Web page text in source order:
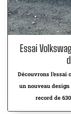
Essai
Découvrons l’essai
un nouveau
record de